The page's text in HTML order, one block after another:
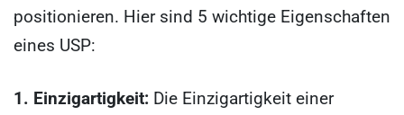
positionieren. Hier sind 5 wichtige Eigenschaften
eines USP:
1. Einzigartigkeit: Die Einzigartigkeit einer